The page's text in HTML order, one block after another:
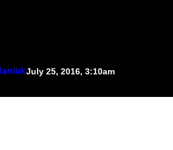
July 25, 2016, 3:10am